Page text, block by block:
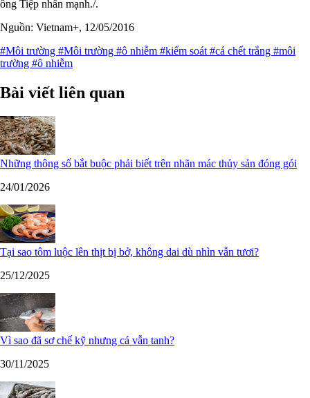
ông Tiệp nhấn mạnh./.
Nguồn: Vietnam+, 12/05/2016
#Môi trường #Môi trường #ô nhiễm #kiểm soát #cá chết trắng #môi
trường #ô nhiễm
Bài viết liên quan
Những thông số bắt buộc phải biết trên nhãn mác thủy sản đóng gói
24/01/2026
Tại sao tôm luộc lên thịt bị bở, không dai dù nhìn vẫn tươi?
25/12/2025
Vì sao đã sơ chế kỹ nhưng cá vẫn tanh?
30/11/2025